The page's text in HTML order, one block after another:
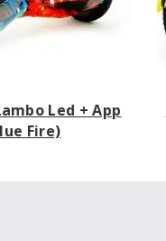
Led + App
Fire)